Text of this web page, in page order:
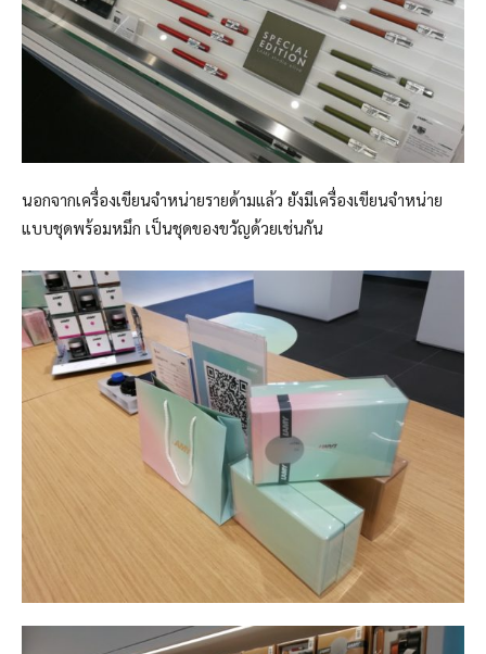
นอกจากเครื่องเขียนจำหน่ายรายด้ามแล้ว ยังมีเครื่องเขียนจำหน่าย
แบบชุดพร้อมหมึก เป็นชุดของขวัญด้วยเช่นกัน